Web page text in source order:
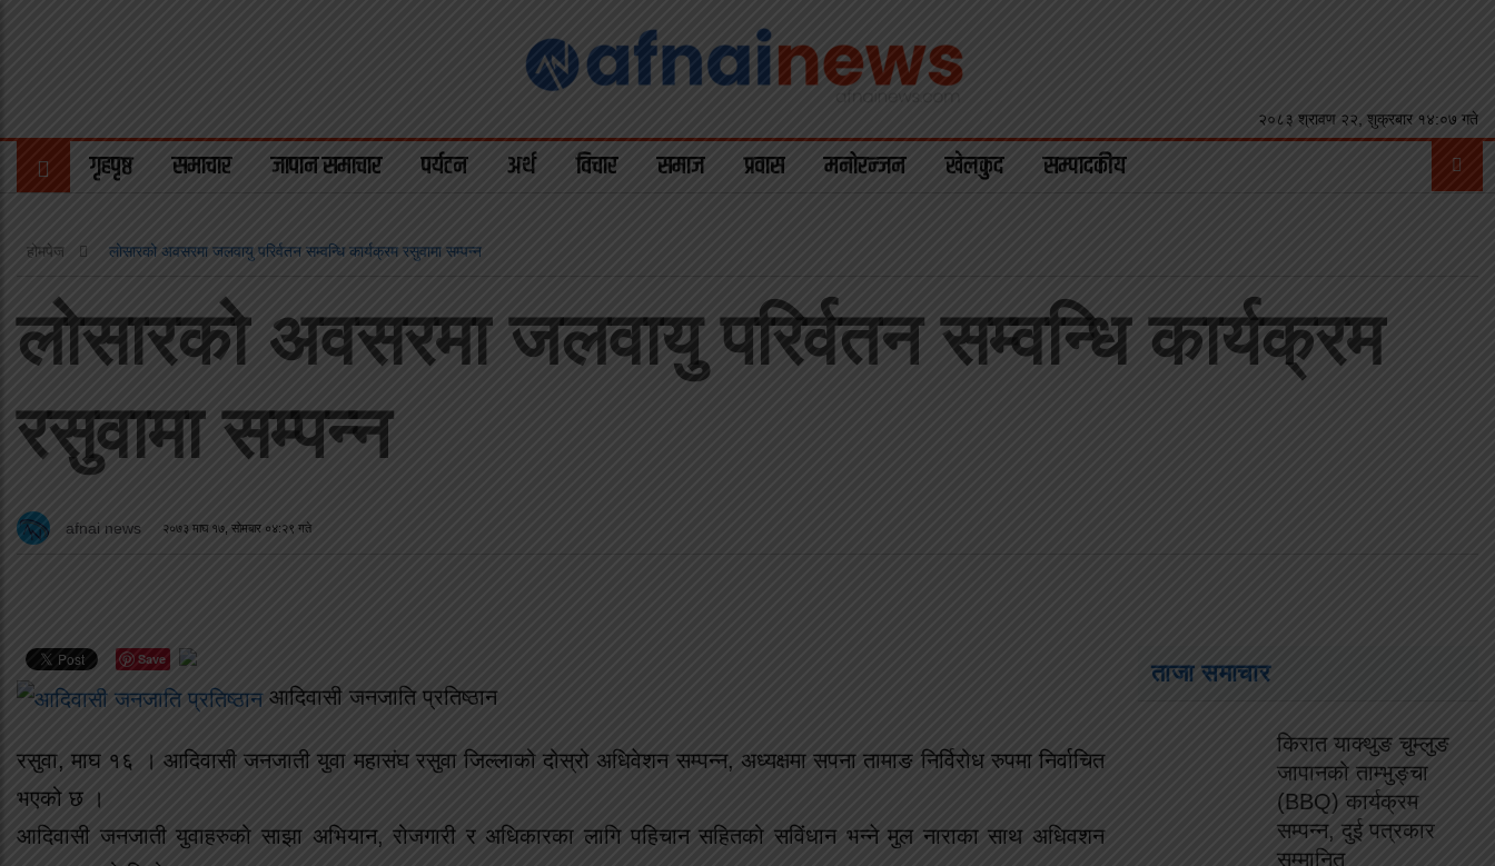
२०८३ श्रावण २२, शुक्रबार १४:०७ गते
गृहपृष्ठ समाचार जापान समाचार पर्यटन अर्थ विचार समाज प्रवास मनोरन्जन खेलकुद सम्पादकीय
होमपेज लोसारको अवसरमा जलवायु परिर्वतन सम्वन्धि कार्यक्रम रसुवामा सम्पन्न
लोसारको अवसरमा जलवायु परिर्वतन सम्वन्धि कार्यक्रम
रसुवामा सम्पन्न
afnai news २०७३ माघ १७, सोमबार ०४:२९ गते
Save
आदिवासी जनजाति प्रतिष्ठान
रसुवा, माघ १६ । आदिवासी जनजाती युवा महासंघ रसुवा जिल्लाको दोस्रो अधिवेशन सम्पन्न, अध्यक्षमा सपना तामाङ निर्विरोध रुपमा निर्वाचित
भएको छ ।
आदिवासी जनजाती युवाहरुको साझा अभियान, रोजगारी र अधिकारका लागि पहिचान सहितको सविंधान भन्ने मुल नाराका साथ अधिवशन
ताजा समाचार
किरात याक्थुङ चुम्लुङ
जापानको ताम्भुङ्चा
(BBQ) कार्यक्रम
सम्पन्न, दुई पत्रकार
सम्मानित